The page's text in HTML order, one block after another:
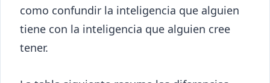
como confundir la inteligencia que alguien
tiene con la inteligencia que alguien cree
tener.